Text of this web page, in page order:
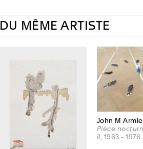
DU MÊME ARTISTE
John M
Pièce
il, 1963 - 1976